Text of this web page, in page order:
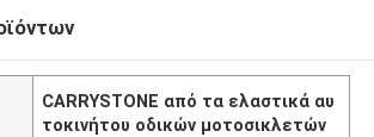
CARRYSTONE από τα ελαστικά αυ
τοκινήτου οδικών μοτοσικλετών